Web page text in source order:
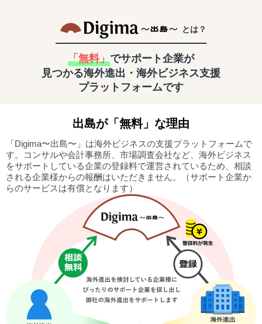
とは？
「無料」 でサポート企業が
見つかる海外進出・海外ビジネス支援
プラットフォームです
出島が「無料」な理由
「Digima〜出島〜」は海外ビジネスの支援プラットフォームで
す。
コンサルや会計事務所、市場調査会社など、海外ビジネス
をサポートしている企業の登録料で運営されているため、相談
される企業様からの報酬はいただきません。
（サポート企業か
らのサービスは有償となります）